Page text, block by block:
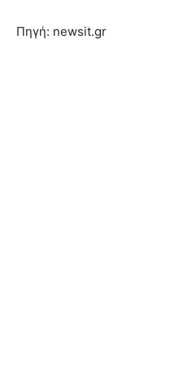
Πηγή: newsit.gr